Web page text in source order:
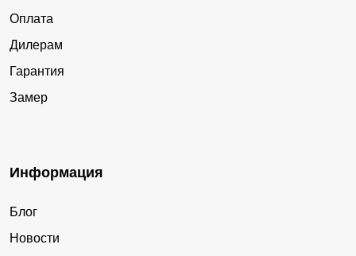
Оплата
Дилерам
Гарантия
Замер
Информация
Блог
Новости